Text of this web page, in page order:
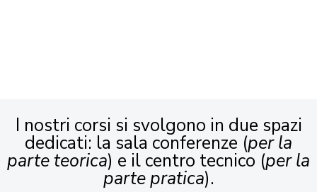
I nostri corsi si svolgono in due spazi
dedicati: la sala conferenze (per la
parte teorica) e il centro tecnico (per la
parte pratica).